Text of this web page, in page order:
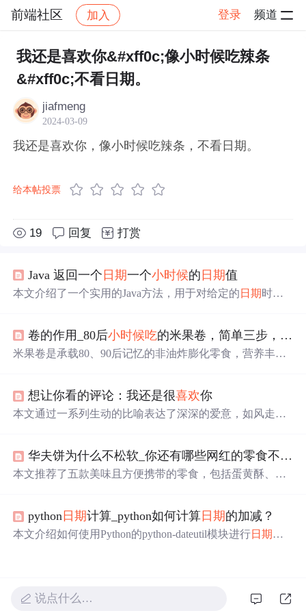
前端社区 加入 登录 频道
社区 前端社区 感慨 帖子详情
我还是喜欢你&#xff0c;像小时候吃辣条
&#xff0c;不看日期。
jiafmeng
2024-03-09
我还是喜欢你，像小时候吃辣条，不看日期。
给本帖投票
19 回复 打赏
Java 返回一个 日期一个小时候的 日期值
本文介绍了一个实用的Java方法，用于对给定的 日期时间
法支持24小时制，并展示了如何避免常见的时间格式错
误。
卷的作用_80后小时候吃的米果卷，简单三步，挑选香脆米果卷
米果卷是承载80、90后记忆的非油炸膨化零食，营养丰
添加剂；购买后品鉴，选形状完整、颜色自然、有谷物
香、口感好的。
想让你看的评论：我还是很喜欢你
本文通过一系列生动的比喻表达了深深的爱意，如风走过
华夫饼为什么不松软_你还有哪些网红的零食不知道，这几款好
本文推荐了五款美味且方便携带的零食，包括蛋黄酥、华
python 日期计算_python如何计算 日期的加减？
本文介绍如何使用Python的python-dateutil模块进行日期 的
说点什么…